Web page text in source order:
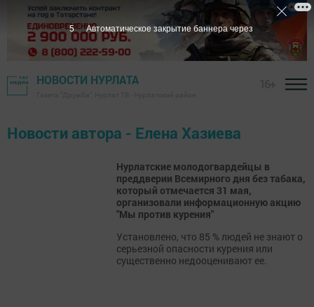
НОВОСТИ НУРЛАТА
Новости автора - Елена Хазиева
Нурлатские молодогвардейцы в
преддверии Всемирного дня без табака,
который отмечается 31 мая,
организовали информационную акцию
"Мы против курения"
Установлено, что 85 % людей не знают о
серьезной опасности курения или
существенно недооценивают ее.
5 Автоматическое закрытие баннера через